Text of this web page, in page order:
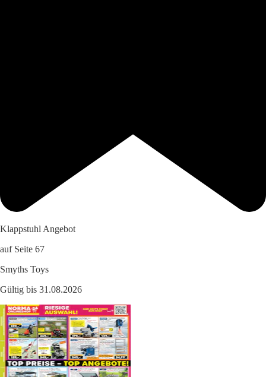
Klappstuhl Angebot
auf Seite 67
Smyths Toys
Gültig bis 31.08.2026